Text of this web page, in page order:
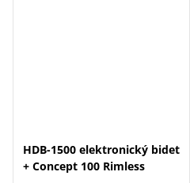
HDB-1500 elektronický bidet
+ Concept 100 Rimless